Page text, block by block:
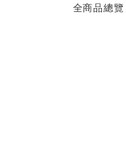
全商品總覽